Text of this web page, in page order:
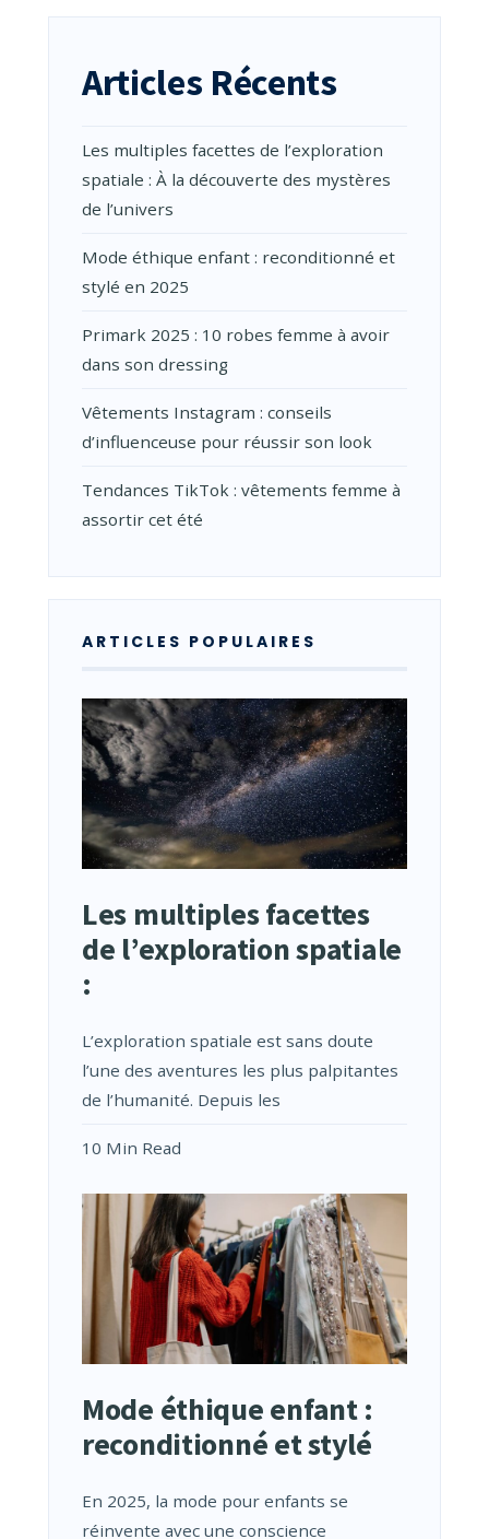
Articles Récents
Les multiples facettes de l’exploration
spatiale : À la découverte des mystères
de l’univers
Mode éthique enfant : reconditionné et
stylé en 2025
Primark 2025 : 10 robes femme à avoir
dans son dressing
Vêtements Instagram : conseils
d’influenceuse pour réussir son look
Tendances TikTok : vêtements femme à
assortir cet été
ARTICLES POPULAIRES
Les multiples facettes
de l’exploration spatiale
:
L’exploration spatiale est sans doute
l’une des aventures les plus palpitantes
de l’humanité. Depuis les
10 Min Read
Mode éthique enfant :
reconditionné et stylé
En 2025, la mode pour enfants se
réinvente avec une conscience